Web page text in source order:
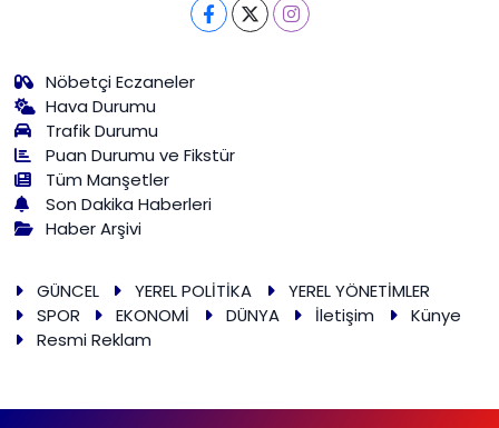
Nöbetçi Eczaneler
Hava Durumu
Trafik Durumu
Puan Durumu ve Fikstür
Tüm Manşetler
Son Dakika Haberleri
Haber Arşivi
GÜNCEL YEREL POLİTİKA
YEREL YÖNETİMLER
SPOR
EKONOMİ DÜNYA İletişim
Künye
Resmi Reklam